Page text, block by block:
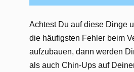
Achtest Du auf diese Dinge
die häufigsten Fehler beim
aufzubauen, dann werden
als auch Chin-Ups auf